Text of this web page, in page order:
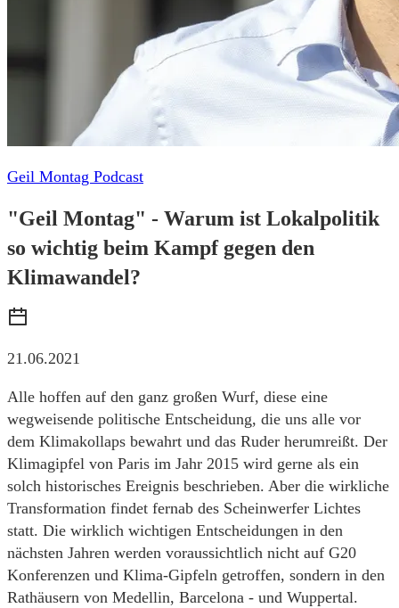
Geil Montag Podcast
"Geil Montag" - Warum ist Lokalpolitik
so wichtig beim Kampf gegen den
Klimawandel?
21.06.2021
Alle hoffen auf den ganz großen Wurf, diese eine
wegweisende politische Entscheidung, die uns alle vor
dem Klimakollaps bewahrt und das Ruder herumreißt. Der
Klimagipfel von Paris im Jahr 2015 wird gerne als ein
solch historisches Ereignis beschrieben. Aber die wirkliche
Transformation findet fernab des Scheinwerfer Lichtes
statt. Die wirklich wichtigen Entscheidungen in den
nächsten Jahren werden voraussichtlich nicht auf G20
Konferenzen und Klima-Gipfeln getroffen, sondern in den
Rathäusern von Medellin, Barcelona - und Wuppertal.